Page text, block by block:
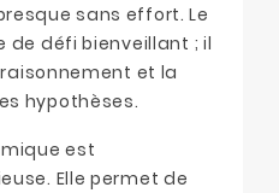
sans effort. Le
de défi bienveillant ; il
et la
hypothèses.
est
Elle permet de